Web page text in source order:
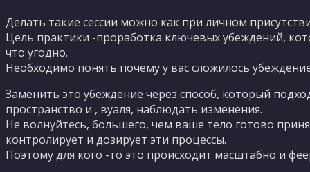
Делать такие сессии можно как при личном
Цель практики -проработка ключевых убеждений,
что угодно.
Необходимо понять почему у вас сложилось
Заменить это убеждение через способ, который
пространство и , вуаля, наблюдать изменения.
Не волнуйтесь, большего, чем ваше тело готово
контролирует и дозирует эти процессы.
Поэтому для кого -то это происходит масштабно и